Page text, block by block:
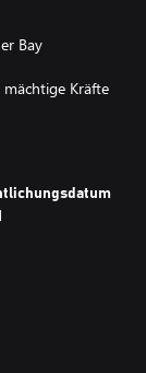
Bay
Kräfte
die Welt
Spaß!